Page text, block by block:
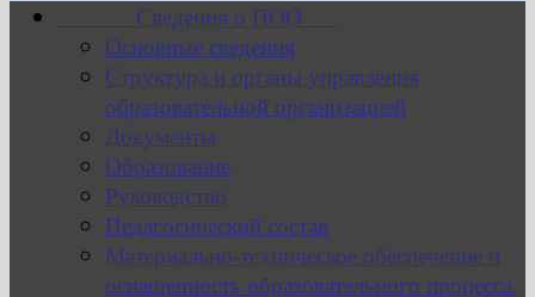
Сведения о ПОО
Основные сведения
Структура и органы управления
образовательной организацией
Документы
Образование
Руководство
Педагогический состав
Материально-техническое обеспечение и
оснащенность образовательного процесса.